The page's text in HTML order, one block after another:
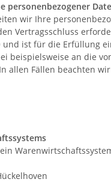
personenbezogener
wir Ihre
Vertragsschluss
und ist für die Erfüllung
beispielsweise an die
allen Fällen beachten